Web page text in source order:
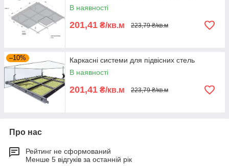
В наявності
201,41 ₴/кв.м 223,79 ₴/кв.м
–10%
Каркасні системи для підвісних стель
В наявності
201,41 ₴/кв.м 223,79 ₴/кв.м
Про нас
Рейтинг не сформований
Менше 5 відгуків за останній рік